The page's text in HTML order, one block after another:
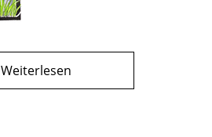
Weiterlesen